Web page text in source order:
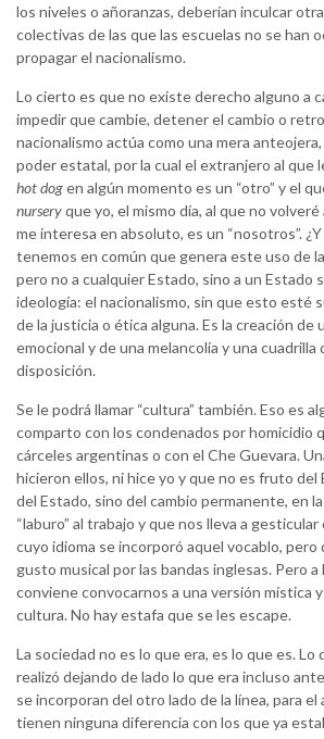
los niveles o añoranzas, deberían inculcar
colectivas de las que las escuelas no se han
propagar el nacionalismo.
Lo cierto es que no existe derecho alguno a
impedir que cambie, detener el cambio o
nacionalismo actúa como una mera
poder estatal, por la cual el extranjero al que
hot dogen algún momento es un “otro” y el
nurseryque yo, el mismo día, al que no volveré
me interesa en absoluto, es un “nosotros”.
tenemos en común que genera este uso de
pero no a cualquier Estado, sino a un Estado
ideología: el nacionalismo, sin que esto esté
de la justicia o ética alguna. Es la creación de
emocional y de una melancolía y una cuadrilla
disposición.
Se le podrá llamar “cultura” también. Eso es
comparto con los condenados por homicidio
cárceles argentinas o con el Che Guevara.
hicieron ellos, ni hice yo y que no es fruto del
del Estado, sino del cambio permanente, en
“laburo” al trabajo y que nos lleva a
cuyo idioma se incorporó aquel vocablo, pero
gusto musical por las bandas inglesas. Pero
conviene convocarnos a una versión mística
cultura. No hay estafa que se les escape.
La sociedad no es lo que era, es lo que es. Lo
realizó dejando de lado lo que era incluso
se incorporan del otro lado de la línea, para el
tienen ninguna diferencia con los que ya